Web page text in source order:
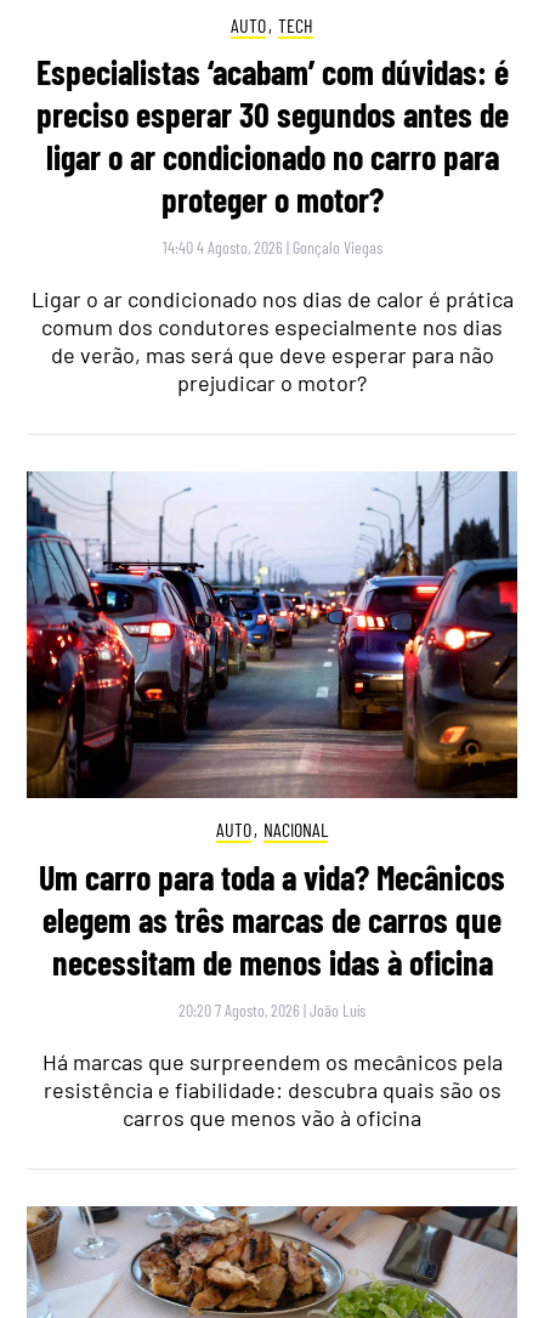
AUTO, TECH
Especialistas ‘acabam’ com dúvidas: é
preciso esperar 30 segundos antes de
ligar o ar condicionado no carro para
proteger o motor?
14:40 4 Agosto, 2026 | Gonçalo Viegas
Ligar o ar condicionado nos dias de calor é prática
comum dos condutores especialmente nos dias
de verão, mas será que deve esperar para não
prejudicar o motor?
AUTO, NACIONAL
Um carro para toda a vida? Mecânicos
elegem as três marcas de carros que
necessitam de menos idas à oficina
20:20 7 Agosto, 2026 |João Luís
Há marcas que surpreendem os mecânicos pela
resistência e fiabilidade: descubra quais são os
carros que menos vão à oficina